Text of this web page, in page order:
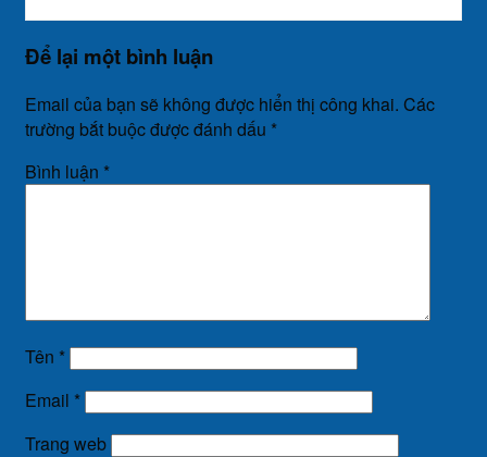
Để lại một bình luận
Email của bạn sẽ không được hiển thị công khai. Các
trường bắt buộc được đánh dấu *
Bình luận *
Tên *
Email *
Trang web